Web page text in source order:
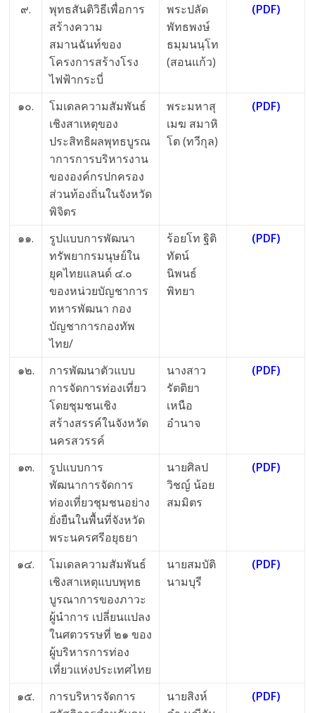
๙.
พุทธสันติวิธีเพื่อการ
สร้างความ
สมานฉันท์ของ
โครงการสร้างโรง
ไฟฟ้ากระบี่
พระปลัด
พัทธพงษ์
ธมฺมนนฺโท
(สอนแก้ว)
(PDF)
๑๐.
โมเดลความสัมพันธ์
เชิงสาเหตุของ
ประสิทธิผลพุทธบูรณ
าการการบริหารงาน
ขององค์กรปกครอง
ส่วนท้องถิ่นในจังหวัด
พิจิตร
พระมหาสุ
เมฆ สมาหิ
โต (ทวีกุล)
(PDF)
๑๑.
รูปแบบการพัฒนา
ทรัพยากรมนุษย์ใน
ยุคไทยแลนด์ ๔.๐
ของหน่วยบัญชาการ
ทหารพัฒนา กอง
บัญชาการกองทัพ
ไทย/
ร้อยโท ฐิติ
ทัตน์
นิพนธ์
พิทยา
(PDF)
๑๒.
การพัฒนาตัวแบบ
การจัดการท่องเที่ยว
โดยชุมชนเชิง
สร้างสรรค์ในจังหวัด
นครสวรรค์
นางสาว
รัตติยา
เหนือ
อำนาจ
(PDF)
๑๓.
รูปแบบการ
พัฒนาการจัดการ
ท่องเที่ยวชุมชนอย่าง
ยั่งยืนในพื้นที่จังหวัด
พระนครศรีอยุธยา
นายศิลป
วิชญ์ น้อย
สมมิตร
(PDF)
๑๔.
โมเดลความสัมพันธ์
เชิงสาเหตุแบบพุทธ
บูรณาการของภาวะ
ผู้นำการ เปลี่ยนแปลง
ในศตวรรษที่ ๒๑ ของ
ผู้บริหารการท่อง
เที่ยวแห่งประเทศไทย
นายสมบัติ
นามบุรี
(PDF)
๑๕.
การบริหารจัดการ
นายสิงห์
(PDF)